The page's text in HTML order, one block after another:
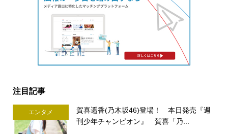
注目記事
エンタメ
賀喜遥香(乃木坂46)登場！ 本日発売『週
刊少年チャンピオン』 賀喜「乃...